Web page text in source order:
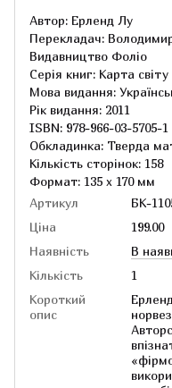
Автор: Ерленд Лу
Перекладач:
Видавництво Фоліо
Серія книг: Карта світу
Мова видання:
Рік видання: 2011
ISBN: 978-966-03-5705-1
Обкладинка: Тверда
Кількість сторінок: 158
Формат: 135 х 170 мм
Артикул
БК-
Ціна
199.00
Наявність
В
Кількість
1
Короткий
опис